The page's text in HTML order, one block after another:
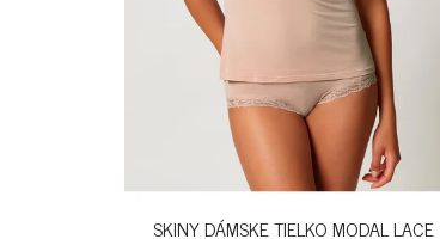
SKINY DÁMSKE TIELKO MODAL LACE